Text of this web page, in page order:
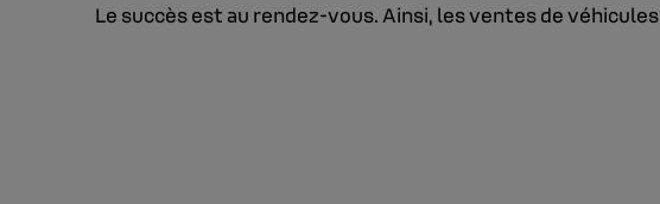
Le succès est au rendez-vous. Ainsi, les ventes de